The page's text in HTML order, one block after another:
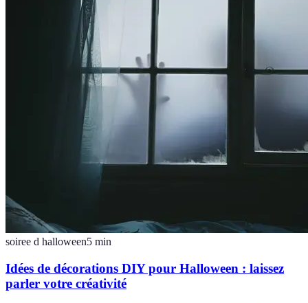
soiree d halloween5 min
Idées de décorations DIY pour Halloween : laissez
parler votre créativité